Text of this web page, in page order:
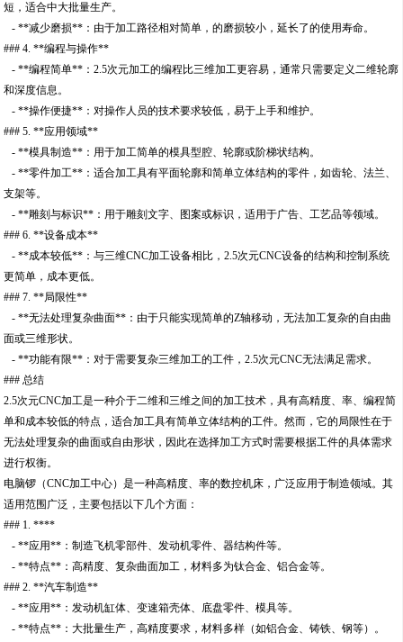
短，适合中大批量生产。
- **减少磨损**：由于加工路径相对简单，的磨损较小，延长了的使用寿命。
### 4. **编程与操作**
- **编程简单**：2.5次元加工的编程比三维加工更容易，通常只需要定义二维轮廓
和深度信息。
- **操作便捷**：对操作人员的技术要求较低，易于上手和维护。
### 5. **应用领域**
- **模具制造**：用于加工简单的模具型腔、轮廓或阶梯状结构。
- **零件加工**：适合加工具有平面轮廓和简单立体结构的零件，如齿轮、法兰、
支架等。
- **雕刻与标识**：用于雕刻文字、图案或标识，适用于广告、工艺品等领域。
### 6. **设备成本**
- **成本较低**：与三维CNC加工设备相比，2.5次元CNC设备的结构和控制系统
更简单，成本更低。
### 7. **局限性**
- **无法处理复杂曲面**：由于只能实现简单的Z轴移动，无法加工复杂的自由曲
面或三维形状。
- **功能有限**：对于需要复杂三维加工的工件，2.5次元CNC无法满足需求。
### 总结
2.5次元CNC加工是一种介于二维和三维之间的加工技术，具有高精度、率、编程简
单和成本较低的特点，适合加工具有简单立体结构的工件。然而，它的局限性在于
无法处理复杂的曲面或自由形状，因此在选择加工方式时需要根据工件的具体需求
进行权衡。
电脑锣（CNC加工中心）是一种高精度、率的数控机床，广泛应用于制造领域。其
适用范围广泛，主要包括以下几个方面：
### 1. ****
- **应用**：制造飞机零部件、发动机零件、器结构件等。
- **特点**：高精度、复杂曲面加工，材料多为钛合金、铝合金等。
### 2. **汽车制造**
- **应用**：发动机缸体、变速箱壳体、底盘零件、模具等。
- **特点**：大批量生产，高精度要求，材料多样（如铝合金、铸铁、钢等）。